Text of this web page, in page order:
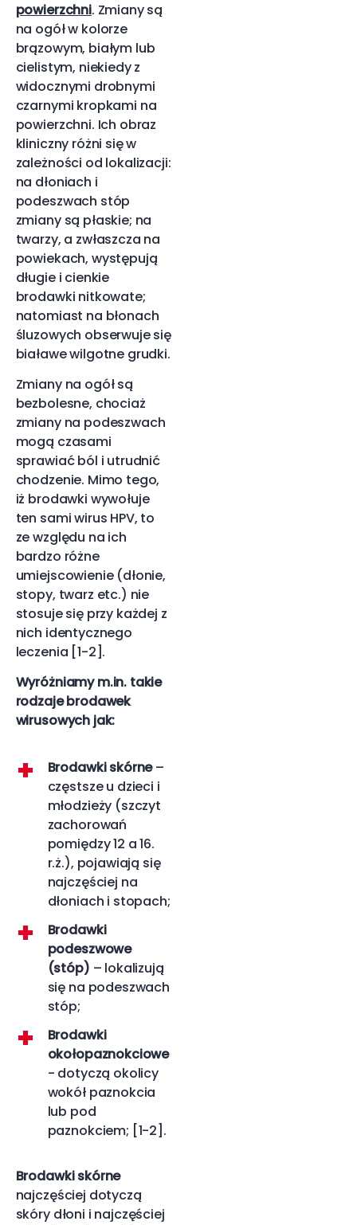
powierzchni. Zmiany są
na ogół w kolorze
brązowym, białym lub
cielistym, niekiedy z
widocznymi drobnymi
czarnymi kropkami na
powierzchni. Ich obraz
kliniczny różni się w
zależności od lokalizacji:
na dłoniach i
podeszwach stóp
zmiany są płaskie; na
twarzy, a zwłaszcza na
powiekach, występują
długie i cienkie
brodawki nitkowate;
natomiast na błonach
śluzowych obserwuje się
białawe wilgotne grudki.
Zmiany na ogół są
bezbolesne, chociaż
zmiany na podeszwach
mogą czasami
sprawiać ból i utrudnić
chodzenie. Mimo tego,
iż brodawki wywołuje
ten sami wirus HPV, to
ze względu na ich
bardzo różne
umiejscowienie (dłonie,
stopy, twarz etc.) nie
stosuje się przy każdej z
nich identycznego
leczenia [1-2].
Wyróżniamy m.in. takie
rodzaje brodawek
wirusowych jak:
Brodawki skórne–
częstsze u dzieci i
młodzieży (szczyt
zachorowań
pomiędzy 12 a 16.
r.ż.), pojawiają się
najczęściej na
dłoniach i stopach;
Brodawki
podeszwowe
(stóp) – lokalizują
się na podeszwach
stóp;
Brodawki
okołopaznokciowe
- dotyczą okolicy
wokół paznokcia
lub pod
paznokciem; [1-2].
Brodawki skórne
najczęściej dotyczą
skóry dłoni i najczęściej